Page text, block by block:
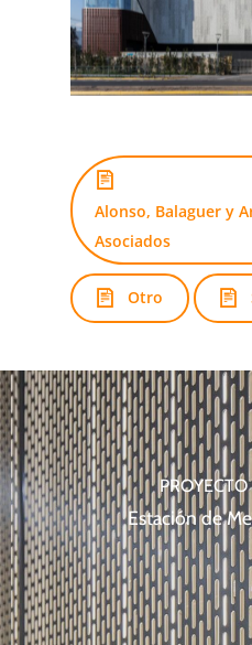
Alonso, Balaguer y
Asociados
Otro
Estación de